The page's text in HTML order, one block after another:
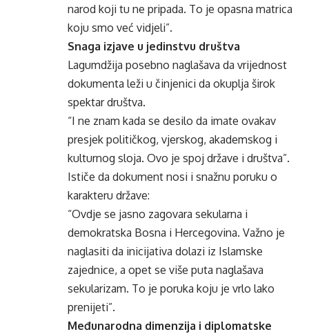
narod koji tu ne pripada. To je opasna matrica
koju smo već vidjeli”.
Snaga izjave u jedinstvu društva
Lagumdžija posebno naglašava da vrijednost
dokumenta leži u činjenici da okuplja širok
spektar društva.
“I ne znam kada se desilo da imate ovakav
presjek političkog, vjerskog, akademskog i
kulturnog sloja. Ovo je spoj države i društva”.
Ističe da dokument nosi i snažnu poruku o
karakteru države:
“Ovdje se jasno zagovara sekularna i
demokratska Bosna i Hercegovina. Važno je
naglasiti da inicijativa dolazi iz Islamske
zajednice, a opet se više puta naglašava
sekularizam. To je poruka koju je vrlo lako
prenijeti”.
Međunarodna dimenzija i diplomatske